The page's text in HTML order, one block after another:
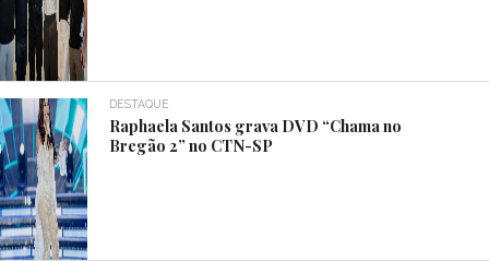
DESTAQUE
Raphaela Santos grava DVD “Chama no
Bregão 2” no CTN-SP